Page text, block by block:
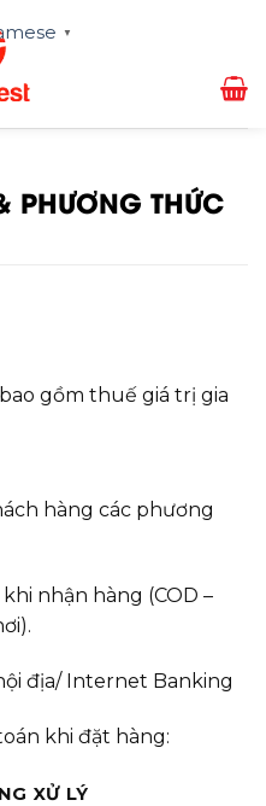
▼
PHƯƠNG THỨC
gồm thuế giá trị gia
hàng các phương
nhận hàng (COD –
địa/ Internet Banking
khi đặt hàng:
XỬ LÝ